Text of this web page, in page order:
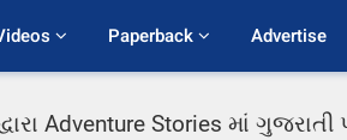
Paperback Advertise
Adventure Stories માં ગુજરાતી